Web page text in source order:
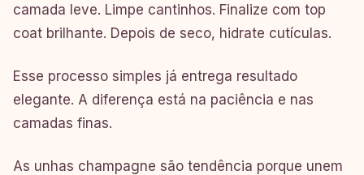
camada leve. Limpe cantinhos. Finalize com top
coat brilhante. Depois de seco, hidrate cutículas.
Esse processo simples já entrega resultado
elegante. A diferença está na paciência e nas
camadas finas.
As unhas champagne são tendência porque unem